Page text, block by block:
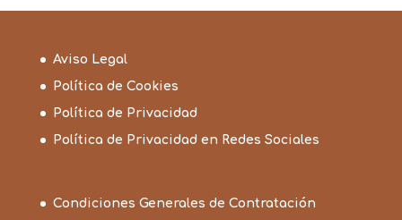
Aviso Legal
Política de Cookies
Política de Privacidad
Política de Privacidad en Redes Sociales
Condiciones Generales de Contratación